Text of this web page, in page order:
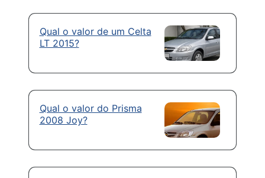
Qual o valor de um Celta
LT 2015?
Qual o valor do Prisma
2008 Joy?